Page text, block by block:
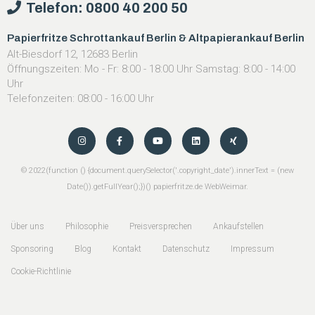
Telefon: 0800 40 200 50
Papierfritze Schrottankauf Berlin & Altpapierankauf Berlin
Alt-Biesdorf 12, 12683 Berlin
Öffnungszeiten: Mo - Fr: 8:00 - 18:00 Uhr Samstag: 8:00 - 14:00
Uhr
Telefonzeiten: 08:00 - 16:00 Uhr
© 2022(function () {document.querySelector('.copyright_date').innerText = (new
Date()).getFullYear();})() papierfritze.de WebWeimar.
Über uns Philosophie Preisversprechen Ankaufstellen
Sponsoring Blog Kontakt Datenschutz Impressum
Cookie-Richtlinie